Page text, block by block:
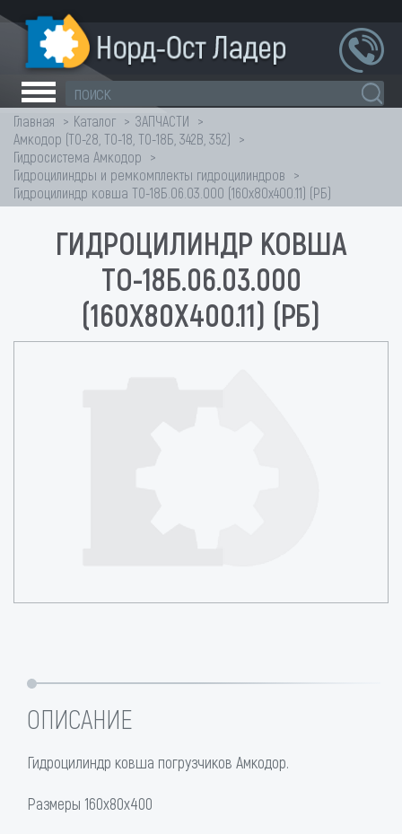
Главная Каталог
ЗАПЧАСТИ
Амкодор (ТО-28, ТО-18, ТО-18Б, 342В, 352)
Гидросистема Амкодор
Гидроцилиндры и ремкомплекты гидроцилиндров
Гидроцилиндр ковша ТО-18Б.06.03.000 (160х80х400.11) (РБ)
ГИДРОЦИЛИНДР КОВША
ТО-18Б.06.03.000
(160Х80Х400.11) (РБ)
ОПИСАНИЕ
Гидроцилиндр ковша погрузчиков Амкодор.
Размеры 160х80х400